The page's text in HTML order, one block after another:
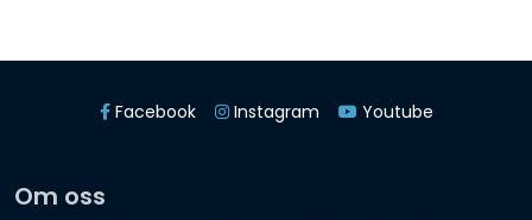
Facebook Instagram Youtube
Om oss